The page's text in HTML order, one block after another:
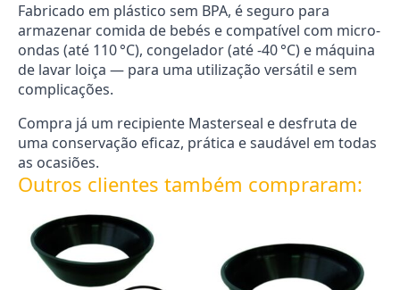
Fabricado em plástico sem BPA, é seguro para
armazenar comida de bebés e compatível com micro-
ondas (até 110 °C), congelador (até -40 °C) e máquina
de lavar loiça — para uma utilização versátil e sem
complicações.
Compra já um recipiente Masterseal e desfruta de
uma conservação eficaz, prática e saudável em todas
as ocasiões.
Outros clientes também compraram: